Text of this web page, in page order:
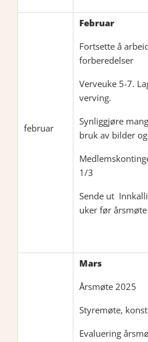
februar
Februar
Fortsette å
forberedelser
Verveuke 5-7.
verving.
Synliggjøre
bruk av bilder
1/3
Sende ut
uker før årsmøte
Mars
Årsmøte 2025
Styremøte,
Evaluering